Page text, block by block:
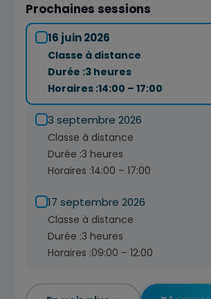
Prochaines sessions
16 juin 2026
Classe à distance
Durée :3 heures
Horaires :14:00 – 17:00
3 septembre 2026
Classe à distance
Durée :3 heures
Horaires :14:00 – 17:00
17 septembre 2026
Classe à distance
Durée :3 heures
Horaires :09:00 – 12:00